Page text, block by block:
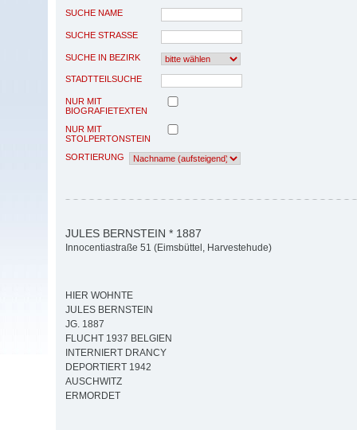
SUCHE NAME
SUCHE STRASSE
SUCHE IN BEZIRK
STADTTEILSUCHE
NUR MIT
BIOGRAFIETEXTEN
NUR MIT
STOLPERTONSTEIN
SORTIERUNG
JULES BERNSTEIN * 1887
Innocentiastraße 51 (Eimsbüttel, Harvestehude)
HIER WOHNTE
JULES BERNSTEIN
JG. 1887
FLUCHT 1937 BELGIEN
INTERNIERT DRANCY
DEPORTIERT 1942
AUSCHWITZ
ERMORDET